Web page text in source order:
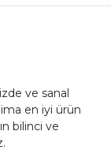
ve sanal
en iyi ürün
bilinci ve